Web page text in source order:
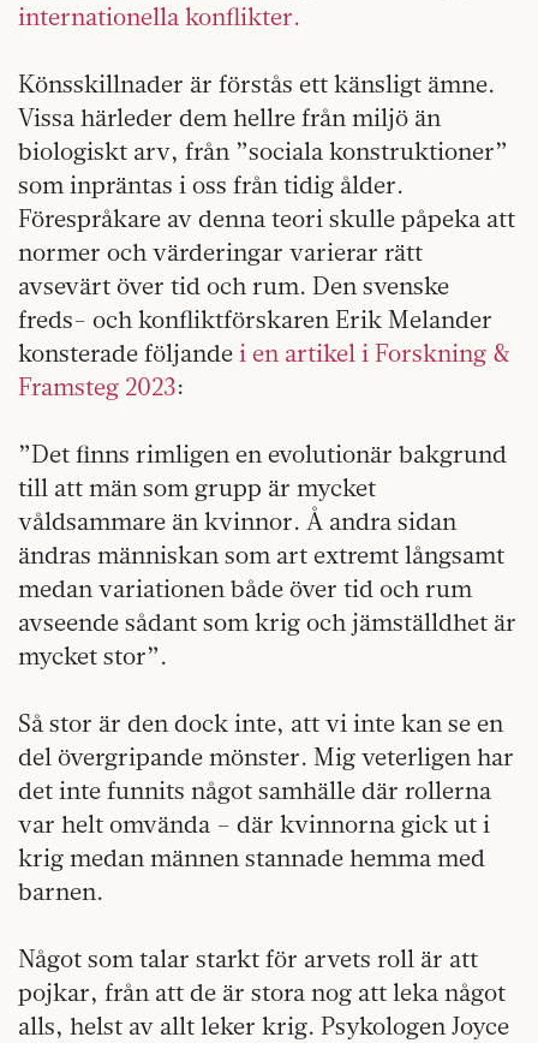
internationella konflikter.
Könsskillnader är förstås ett känsligt ämne.
Vissa härleder dem hellre från miljö än
biologiskt arv, från ”sociala konstruktioner”
som inpräntas i oss från tidig ålder.
Förespråkare av denna teori skulle påpeka att
normer och värderingar varierar rätt
avsevärt över tid och rum. Den svenske
freds- och konfliktförskaren Erik Melander
konsterade följande i en artikel i Forskning &
Framsteg 2023:
”Det finns rimligen en evolutionär bakgrund
till att män som grupp är mycket
våldsammare än kvinnor. Å andra sidan
ändras människan som art extremt långsamt
medan variationen både över tid och rum
avseende sådant som krig och jämställdhet är
mycket stor”.
Så stor är den dock inte, att vi inte kan se en
del övergripande mönster. Mig veterligen har
det inte funnits något samhälle där rollerna
var helt omvända – där kvinnorna gick ut i
krig medan männen stannade hemma med
barnen.
Något som talar starkt för arvets roll är att
pojkar, från att de är stora nog att leka något
alls, helst av allt leker krig. Psykologen Joyce